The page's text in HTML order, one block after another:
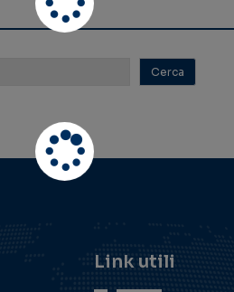
Link utili